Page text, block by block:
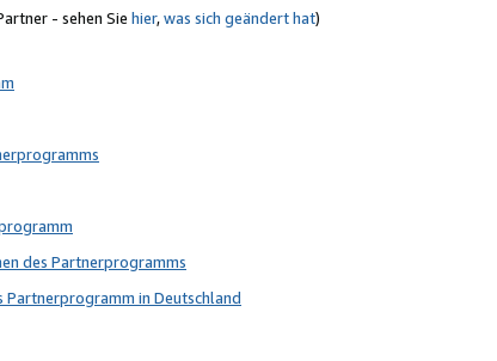
- sehen Sie hier,was sich geändert hat)
des Partnerprogramms
Partnerprogramm in Deutschland